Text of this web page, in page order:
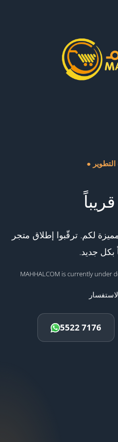
لكم. ترقّبوا إطلاق متجر
بكل جديد.
MAHHALCOM is currently under
5522 7176